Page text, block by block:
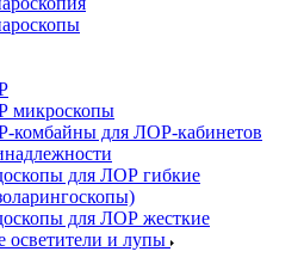
микроскопы
комбайны для ЛОР-кабинетов
для ЛОР гибкие
для ЛОР жесткие
осветители и лупы